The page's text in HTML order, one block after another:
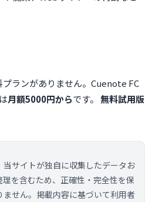
ランがありません。Cuenote FC
月額5000円からです。 無料試用版
サイトが独自に収集したデータお
を含むため、正確性・完全性を保
ません。掲載内容に基づいて利用者